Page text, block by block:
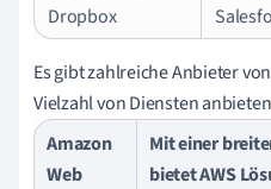
Dropbox
Es gibt zahlreiche Anbieter
Vielzahl von Diensten
Amazon
Web
Mit einer
bietet AWS